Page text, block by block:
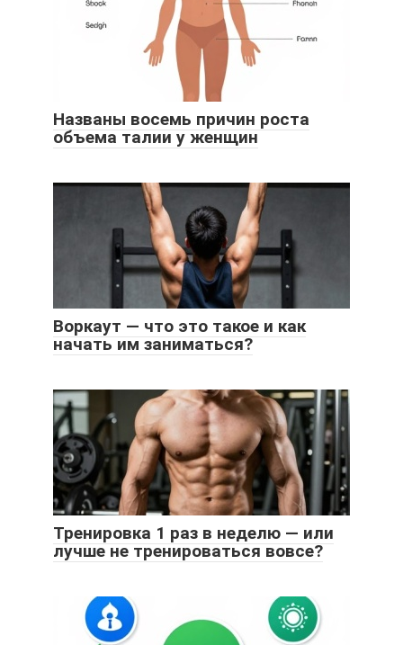
Названы восемь причин роста
объема талии у женщин
Воркаут — что это такое и как
начать им заниматься?
Тренировка 1 раз в неделю — или
лучше не тренироваться вовсе?